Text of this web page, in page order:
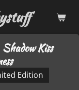
Kiss
Edition